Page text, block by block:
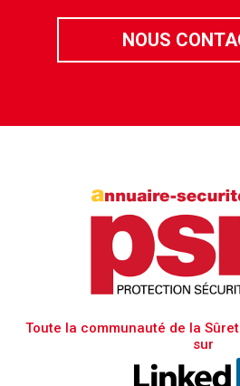
NOUS
Toute la communauté de la
sur